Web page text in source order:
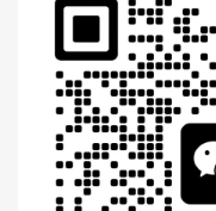
WeChat 微信互動